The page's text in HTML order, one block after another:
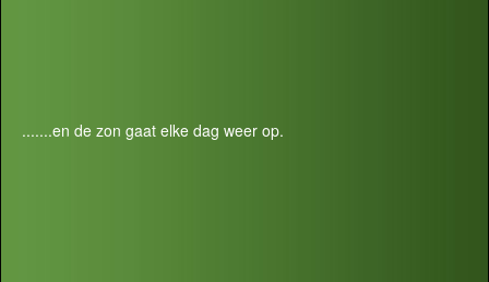
.......en de zon gaat elke dag weer op.